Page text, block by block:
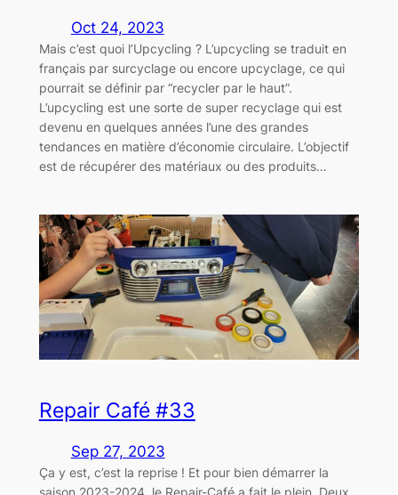
Oct 24, 2023
Mais c’est quoi l’Upcycling ? L’upcycling se traduit en
français par surcyclage ou encore upcyclage, ce qui
pourrait se définir par “recycler par le haut”.
L’upcycling est une sorte de super recyclage qui est
devenu en quelques années l’une des grandes
tendances en matière d’économie circulaire. L’objectif
est de récupérer des matériaux ou des produits…
Repair Café #33
Sep 27, 2023
Ça y est, c’est la reprise ! Et pour bien démarrer la
saison 2023-2024, le Repair-Café a fait le plein. Deux